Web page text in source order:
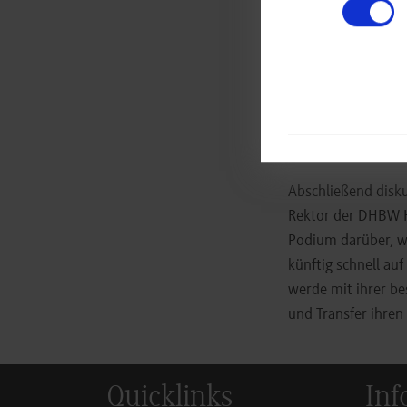
gemeinsame
In verschiedenen
Abschließend
Rektor der
Podium darüber,
künftig schnell auf
werde mit ihrer
und Transfer
Quicklinks